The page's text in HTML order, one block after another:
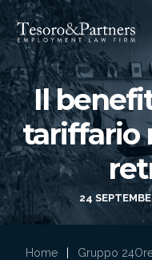
Il
tariffario
24
Home Gruppo